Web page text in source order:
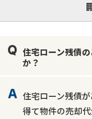
1
住宅ローン残債
か？
住宅ローン残債
得て物件の売却